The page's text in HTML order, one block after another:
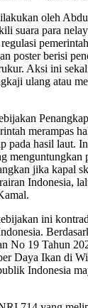
oleh
suara para
poster berisi
Aksi ini
ulang atau
merampas
pada hasil laut.
menguntungkan
jika kapal
Indonesia,
ini
No 19 Tahun
Daya Ikan di
Indonesia